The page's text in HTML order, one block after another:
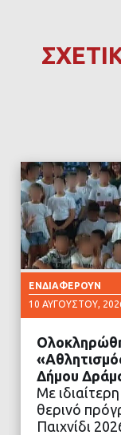
ΕΝΔΙΑΦΈΡΟΥΝ
10 ΑΥΓΟΎΣΤΟΥ,
Δήμου
Με
θερινό
Παιχνίδι